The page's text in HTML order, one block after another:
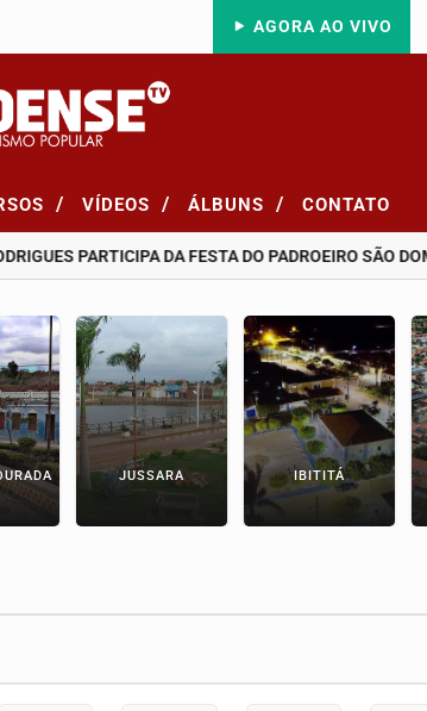
AGORA AO VIVO
/ VÍDEOS / ÁLBUNS / CONTATO
PARTICIPA DA FESTA DO PADROEIRO SÃO
JUSSARA IBITITÁ